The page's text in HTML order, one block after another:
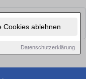
Cookies ablehnen
Datenschutzerklärung
finden. Schauen Sie